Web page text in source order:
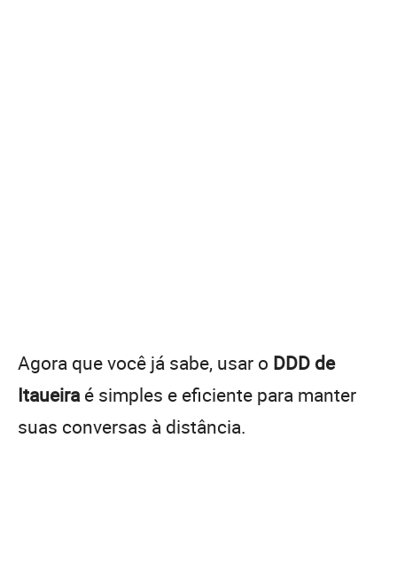
Agora que você já sabe, usar o DDD de
Itaueira é simples e eficiente para manter
suas conversas à distância.